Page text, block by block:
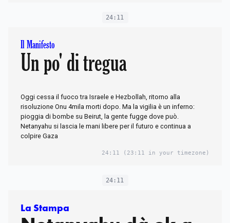
24:11
Il Manifesto
Un po' di tregua
Oggi cessa il fuoco tra Israele e Hezbollah, ritorno alla
risoluzione Onu 4mila morti dopo. Ma la vigilia è un inferno:
pioggia di bombe su Beirut, la gente fugge dove può.
Netanyahu si lascia le mani libere per il futuro e continua a
colpire Gaza
24:11 (23:11 in your timezone)
24:11
La Stampa